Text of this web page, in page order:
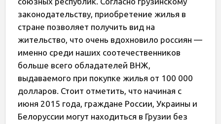
законодательству, приобретение жилья в
стране позволяет получить вид на
жительство, что очень вдохновило россиян —
именно среди наших соотечественников
больше всего обладателей ВНЖ,
выдаваемого при покупке жилья от 100 000
долларов. Стоит отметить, что начиная с
июня 2015 года, граждане России, Украины и
Белоруссии могут находиться в Грузии без